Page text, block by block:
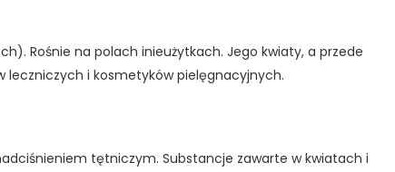
Rośnie na polach inieużytkach. Jego kwiaty, a przede
leczniczych i kosmetyków pielęgnacyjnych.
tętniczym. Substancje zawarte w kwiatach i